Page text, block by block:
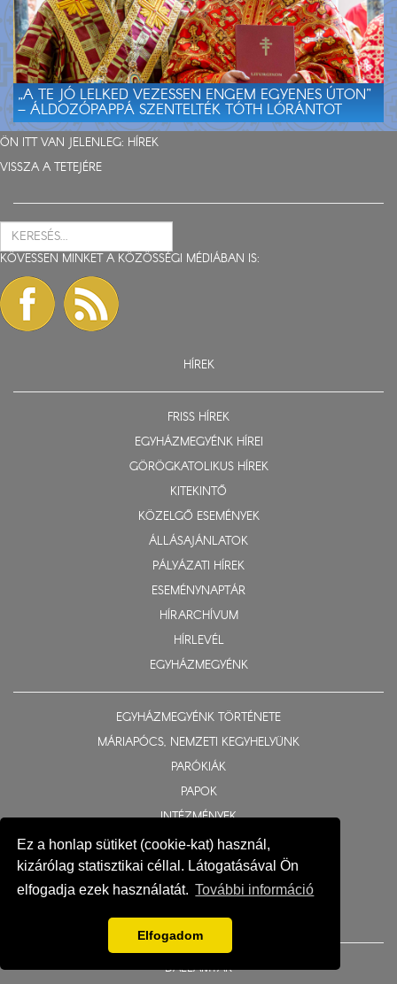
Ez a honlap sütiket (cookie-kat) használ,
kizárólag statisztikai céllal. Látogatásával Ön
elfogadja ezek használatát. További információ
Elfogadom
„A TE JÓ LELKED VEZESSEN ENGEM EGYENES ÚTON”
– ÁLDOZÓPAPPÁ SZENTELTÉK TÓTH LÓRÁNTOT
ÖN ITT VAN JELENLEG: HÍREK
VISSZA A TETEJÉRE
KÖVESSEN MINKET A KÖZÖSSÉGI MÉDIÁBAN IS:
HÍREK
FRISS HÍREK
EGYHÁZMEGYÉNK HÍREI
GÖRÖGKATOLIKUS HÍREK
KITEKINTŐ
KÖZELGŐ ESEMÉNYEK
ÁLLÁSAJÁNLATOK
PÁLYÁZATI HÍREK
ESEMÉNYNAPTÁR
HÍRARCHÍVUM
HÍRLEVÉL
EGYHÁZMEGYÉNK
EGYHÁZMEGYÉNK TÖRTÉNETE
MÁRIAPÓCS, NEMZETI KEGYHELYÜNK
PARÓKIÁK
PAPOK
INTÉZMÉNYEK
BIZOTTSÁGOK
TEMPLOMOK ÉS KÁPOLNÁK
TELEPÜLÉSJEGYZÉK
MÉDIATÁR
DALLAMTÁR